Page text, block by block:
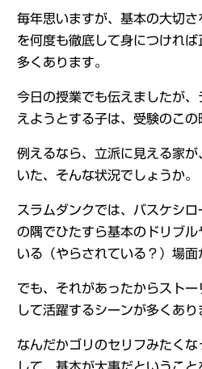
毎年思いますが、基本の大切
を何度も徹底して身につけれ
多くあります。
今日の授業でも伝えましたが
えようとする子は、受験のこの
例えるなら、立派に見える家
いた、そんな状況でしょうか。
スラムダンクでは、バスケシ
の隅でひたすら基本のドリブ
いる（やらされている？）場面
でも、それがあったからスト
して活躍するシーンが多くあり
なんだかゴリのセリフみたく